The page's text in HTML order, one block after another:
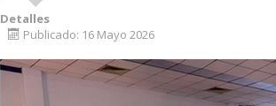
Detalles
Publicado: 16 Mayo 2026